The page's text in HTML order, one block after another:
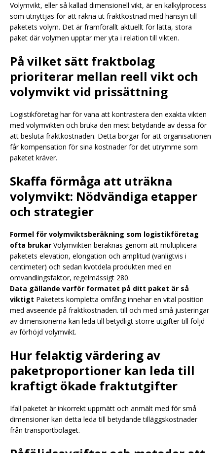
Volymvikt, eller så kallad dimensionell vikt, är en kalkylprocess
som utnyttjas för att räkna ut fraktkostnad med hänsyn till
paketets volym. Det är framförallt aktuellt för lätta, stora
paket där volymen upptar mer yta i relation till vikten.
På vilket sätt fraktbolag
prioriterar mellan reell vikt och
volymvikt vid prissättning
Logistikföretag har för vana att kontrastera den exakta vikten
med volymvikten och bruka den mest betydande av dessa för
att besluta fraktkostnaden. Detta borgar för att organisationen
får kompensation för sina kostnader för det utrymme som
paketet kräver.
Skaffa förmåga att uträkna
volymvikt: Nödvändiga etapper
och strategier
Formel för volymviktsberäkning som logistikföretag
ofta brukar Volymvikten beräknas genom att multiplicera
paketets elevation, elongation och amplitud (vanligtvis i
centimeter) och sedan kvotdela produkten med en
omvandlingsfaktor, regelmässigt 280.
Data gällande varför formatet på ditt paket är så
viktigt Paketets kompletta omfång innehar en vital position
med avseende på fraktkostnaden. till och med små justeringar
av dimensionerna kan leda till betydligt större utgifter till följd
av förhöjd volymvikt.
Hur felaktig värdering av
paketproportioner kan leda till
kraftigt ökade fraktutgifter
Ifall paketet är inkorrekt uppmätt och anmält med för små
dimensioner kan detta leda till betydande tilläggskostnader
från transportbolaget.